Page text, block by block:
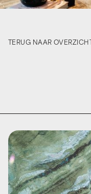
TERUG NAAR OVERZICHT